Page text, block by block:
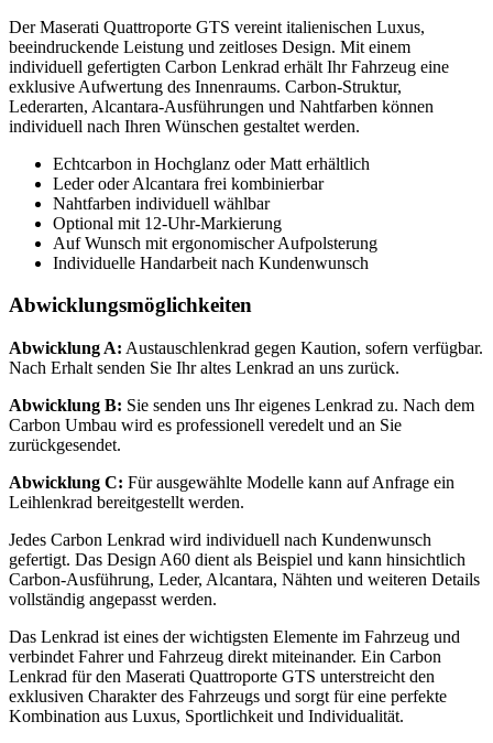
Der Maserati Quattroporte GTS vereint italienischen Luxus,
beeindruckende Leistung und zeitloses Design. Mit einem
individuell gefertigten Carbon Lenkrad erhält Ihr Fahrzeug eine
exklusive Aufwertung des Innenraums. Carbon-Struktur,
Lederarten, Alcantara-Ausführungen und Nahtfarben können
individuell nach Ihren Wünschen gestaltet werden.
Echtcarbon in Hochglanz oder Matt erhältlich
Leder oder Alcantara frei kombinierbar
Nahtfarben individuell wählbar
Optional mit 12-Uhr-Markierung
Auf Wunsch mit ergonomischer Aufpolsterung
Individuelle Handarbeit nach Kundenwunsch
Abwicklungsmöglichkeiten
Abwicklung A: Austauschlenkrad gegen Kaution, sofern verfügbar.
Nach Erhalt senden Sie Ihr altes Lenkrad an uns zurück.
Abwicklung B: Sie senden uns Ihr eigenes Lenkrad zu. Nach dem
Carbon Umbau wird es professionell veredelt und an Sie
zurückgesendet.
Abwicklung C: Für ausgewählte Modelle kann auf Anfrage ein
Leihlenkrad bereitgestellt werden.
Jedes Carbon Lenkrad wird individuell nach Kundenwunsch
gefertigt. Das Design A60 dient als Beispiel und kann hinsichtlich
Carbon-Ausführung, Leder, Alcantara, Nähten und weiteren Details
vollständig angepasst werden.
Das Lenkrad ist eines der wichtigsten Elemente im Fahrzeug und
verbindet Fahrer und Fahrzeug direkt miteinander. Ein Carbon
Lenkrad für den Maserati Quattroporte GTS unterstreicht den
exklusiven Charakter des Fahrzeugs und sorgt für eine perfekte
Kombination aus Luxus, Sportlichkeit und Individualität.